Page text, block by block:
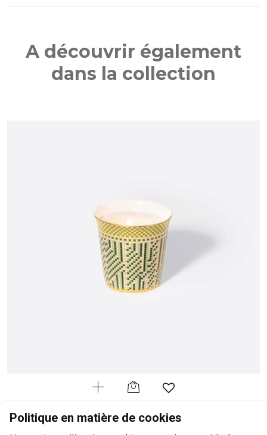
A découvrir également
dans la collection
BERNARDAUD
Politique en matière de cookies